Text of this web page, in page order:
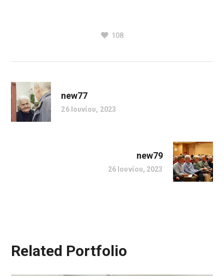
108
new77
26 Ιουνίου, 2023
new79
26 Ιουνίου, 2023
Related Portfolio